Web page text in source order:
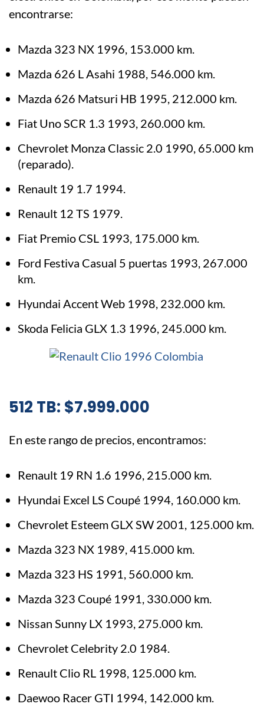
encontrarse:
Mazda 323 NX 1996, 153.000 km.
Mazda 626 L Asahi 1988, 546.000 km.
Mazda 626 Matsuri HB 1995, 212.000 km.
Fiat Uno SCR 1.3 1993, 260.000 km.
Chevrolet Monza Classic 2.0 1990, 65.000 km
(reparado).
Renault 19 1.7 1994.
Renault 12 TS 1979.
Fiat Premio CSL 1993, 175.000 km.
Ford Festiva Casual 5 puertas 1993, 267.000
km.
Hyundai Accent Web 1998, 232.000 km.
Skoda Felicia GLX 1.3 1996, 245.000 km.
512 TB: $7.999.000
En este rango de precios, encontramos:
Renault 19 RN 1.6 1996, 215.000 km.
Hyundai Excel LS Coupé 1994, 160.000 km.
Chevrolet Esteem GLX SW 2001, 125.000 km.
Mazda 323 NX 1989, 415.000 km.
Mazda 323 HS 1991, 560.000 km.
Mazda 323 Coupé 1991, 330.000 km.
Nissan Sunny LX 1993, 275.000 km.
Chevrolet Celebrity 2.0 1984.
Renault Clio RL 1998, 125.000 km.
Daewoo Racer GTI 1994, 142.000 km.